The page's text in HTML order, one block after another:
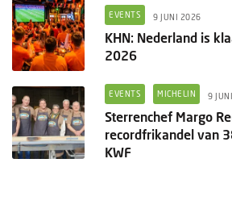
EVENTS 9 JUNI 2026
KHN: Nederland is
2026
EVENTS MICHELIN 9
Sterrenchef Margo
recordfrikandel van
KWF